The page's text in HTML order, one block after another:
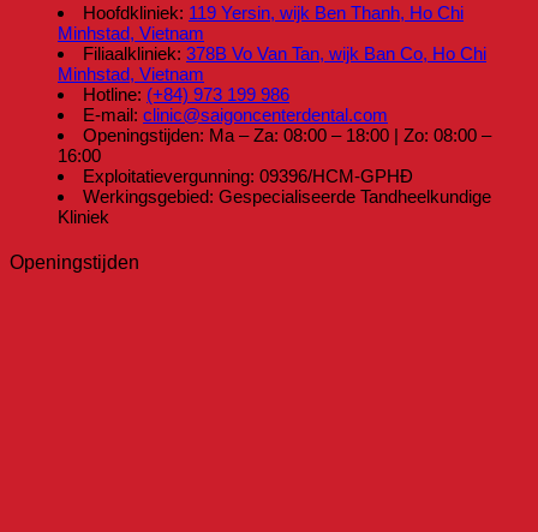
Hoofdkliniek: 119 Yersin, wijk Ben Thanh, Ho Chi
Minhstad, Vietnam
Filiaalkliniek: 378B Vo Van Tan, wijk Ban Co, Ho Chi
Minhstad, Vietnam
Hotline: (+84) 973 199 986
E-mail: clinic@saigoncenterdental.com
Openingstijden: Ma – Za: 08:00 – 18:00 | Zo: 08:00 –
16:00
Exploitatievergunning: 09396/HCM-GPHĐ
Werkingsgebied: Gespecialiseerde Tandheelkundige
Kliniek
Openingstijden